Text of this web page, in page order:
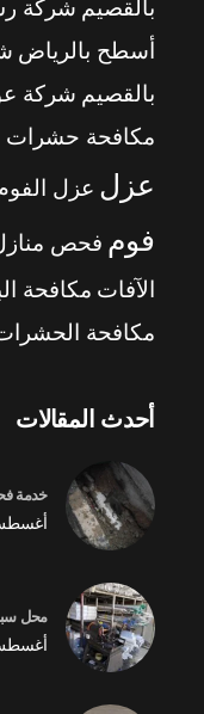
بالقصيم شركة
أسطح بالرياض
بالقصيم شركة
مكافحة حشرات
عزل عزل
فوم فحص
الآفات مكافحة
مكافحة
أحدث المقالات
خدمة
أغسطس 7,
محل
أغسطس 6,